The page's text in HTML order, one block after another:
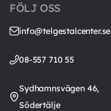
FÖLJ OSS
info@telgestalcenter.se
08-557 710 55
Sydhamnsvägen 46,
Södertälje